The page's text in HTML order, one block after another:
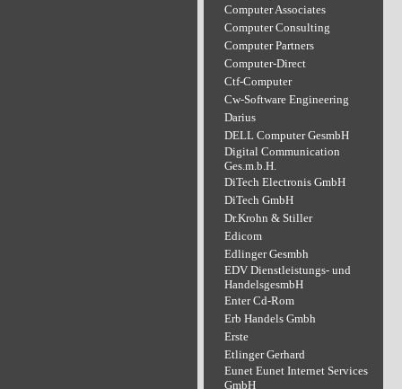
Computer Associates
Computer Consulting
Computer Partners
Computer-Direct
Ctf-Computer
Cw-Software Engineering
Darius
DELL Computer GesmbH
Digital Communication
Ges.m.b.H.
DiTech Electronis GmbH
DiTech GmbH
Dr.Krohn & Stiller
Edicom
Edlinger Gesmbh
EDV Dienstleistungs- und
HandelsgesmbH
Enter Cd-Rom
Erb Handels Gmbh
Erste
Etlinger Gerhard
Eunet Eunet Internet Services
GmbH